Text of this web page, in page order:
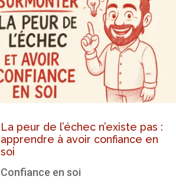
La peur de l’échec n’existe pas :
apprendre à avoir confiance en
soi
Confiance en soi